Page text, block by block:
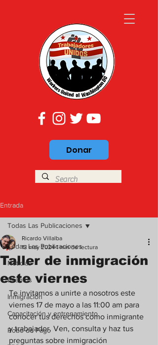
Donar
Entrada
Todas Las Publicaciones
Noticias
Eventos
Inmigración
Capacitación y entrenamiento
Robo de Pago
Todas Las Publicaciones
Taller de inmigración
este viernes
Ricardo Villalba
13 may 2024 1 min de lectura
Te invitamos a unirte a nosotros este
viernes 17 de mayo a las 11:00 am para
conocer tus derechos como inmigrante
y trabajador. Ven, consulta y haz tus
preguntas sobre inmigración